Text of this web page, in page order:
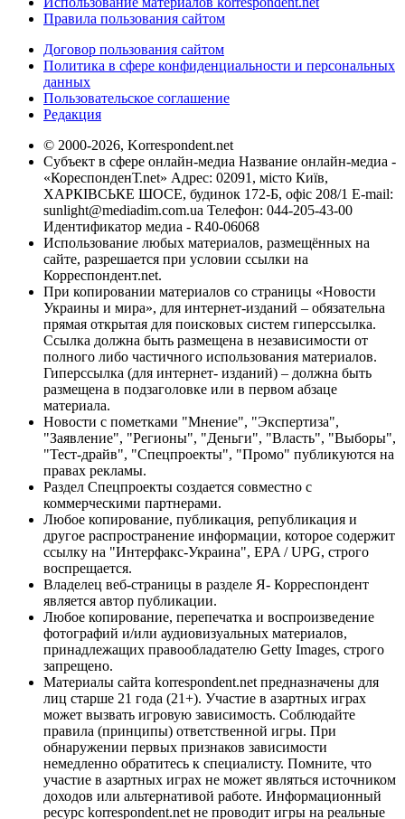
Правила пользования сайтом
Договор пользования сайтом
Политика в сфере конфиденциальности и персональных
данных
Пользовательское соглашение
Редакция
© 2000-2026, Korrespondent.net
Субъект в сфере онлайн-медиа Название онлайн-медиа -
«КореспонденТ.net» Адрес: 02091, місто Київ,
ХАРКІВСЬКЕ ШОСЕ, будинок 172-Б, офіс 208/1 E-mail:
sunlight@mediadim.com.ua Телефон: 044-205-43-00
Идентификатор медиа - R40-06068
Использование любых материалов, размещённых на
сайте, разрешается при условии ссылки на
Корреспондент.net.
При копировании материалов со страницы «Новости
Украины и мира», для интернет-изданий – обязательна
прямая открытая для поисковых систем гиперссылка.
Ссылка должна быть размещена в независимости от
полного либо частичного использования материалов.
Гиперссылка (для интернет- изданий) – должна быть
размещена в подзаголовке или в первом абзаце
материала.
Новости с пометками "Мнение", "Экспертиза",
"Заявление", "Регионы", "Деньги", "Власть", "Выборы",
"Тест-драйв", "Спецпроекты", "Промо" публикуются на
правах рекламы.
Раздел Спецпроекты создается совместно с
коммерческими партнерами.
Любое копирование, публикация, републикация и
другое распространение информации, которое содержит
ссылку на "Интерфакс-Украина", EPA / UPG, строго
воспрещается.
Владелец веб-страницы в разделе Я- Корреспондент
является автор публикации.
Любое копирование, перепечатка и воспроизведение
фотографий и/или аудиовизуальных материалов,
принадлежащих правообладателю Getty Images, строго
запрещено.
Материалы сайта korrespondent.net предназначены для
лиц старше 21 года (21+). Участие в азартных играх
может вызвать игровую зависимость. Соблюдайте
правила (принципы) ответственной игры. При
обнаружении первых признаков зависимости
немедленно обратитесь к специалисту. Помните, что
участие в азартных играх не может являться источником
доходов или альтернативой работе. Информационный
ресурс korrespondent.net не проводит игры на реальные